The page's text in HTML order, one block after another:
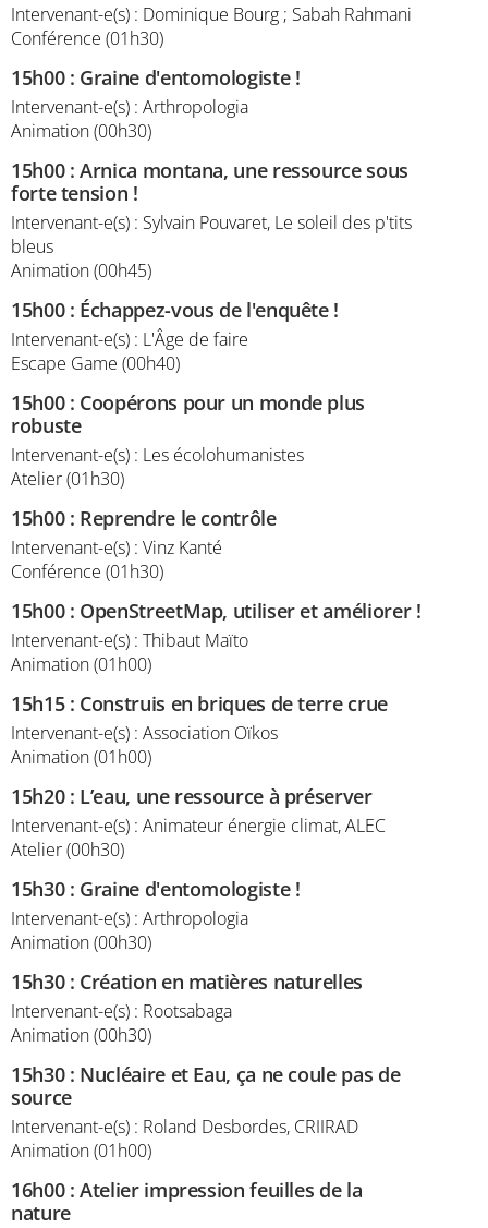
Intervenant-e(s) : Dominique Bourg ; Sabah Rahmani
Conférence (01h30)
15h00: Graine d'entomologiste !
Intervenant-e(s) : Arthropologia
Animation (00h30)
15h00:Arnica montana, une ressource sous
forte tension !
Intervenant-e(s) : Sylvain Pouvaret, Le soleil des p'tits
bleus
Animation (00h45)
15h00: Échappez-vous de l'enquête !
Intervenant-e(s) : L'Âge de faire
Escape Game (00h40)
15h00: Coopérons pour un monde plus
robuste
Intervenant-e(s) : Les écolohumanistes
Atelier (01h30)
15h00: Reprendre le contrôle
Intervenant-e(s) : Vinz Kanté
Conférence (01h30)
15h00: OpenStreetMap, utiliser et améliorer !
Intervenant-e(s) : Thibaut Maïto
Animation (01h00)
15h15: Construis en briques de terre crue
Intervenant-e(s) : Association Oïkos
Animation (01h00)
15h20: L’eau, une ressource à préserver
Intervenant-e(s) : Animateur énergie climat, ALEC
Atelier (00h30)
15h30: Graine d'entomologiste !
Intervenant-e(s) : Arthropologia
Animation (00h30)
15h30: Création en matières naturelles
Intervenant-e(s) : Rootsabaga
Animation (00h30)
15h30: Nucléaire et Eau, ça ne coule pas de
source
Intervenant-e(s) : Roland Desbordes, CRIIRAD
Animation (01h00)
16h00:Atelier impression feuilles de la
nature